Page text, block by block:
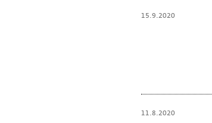
15.9.2020
11.8.2020